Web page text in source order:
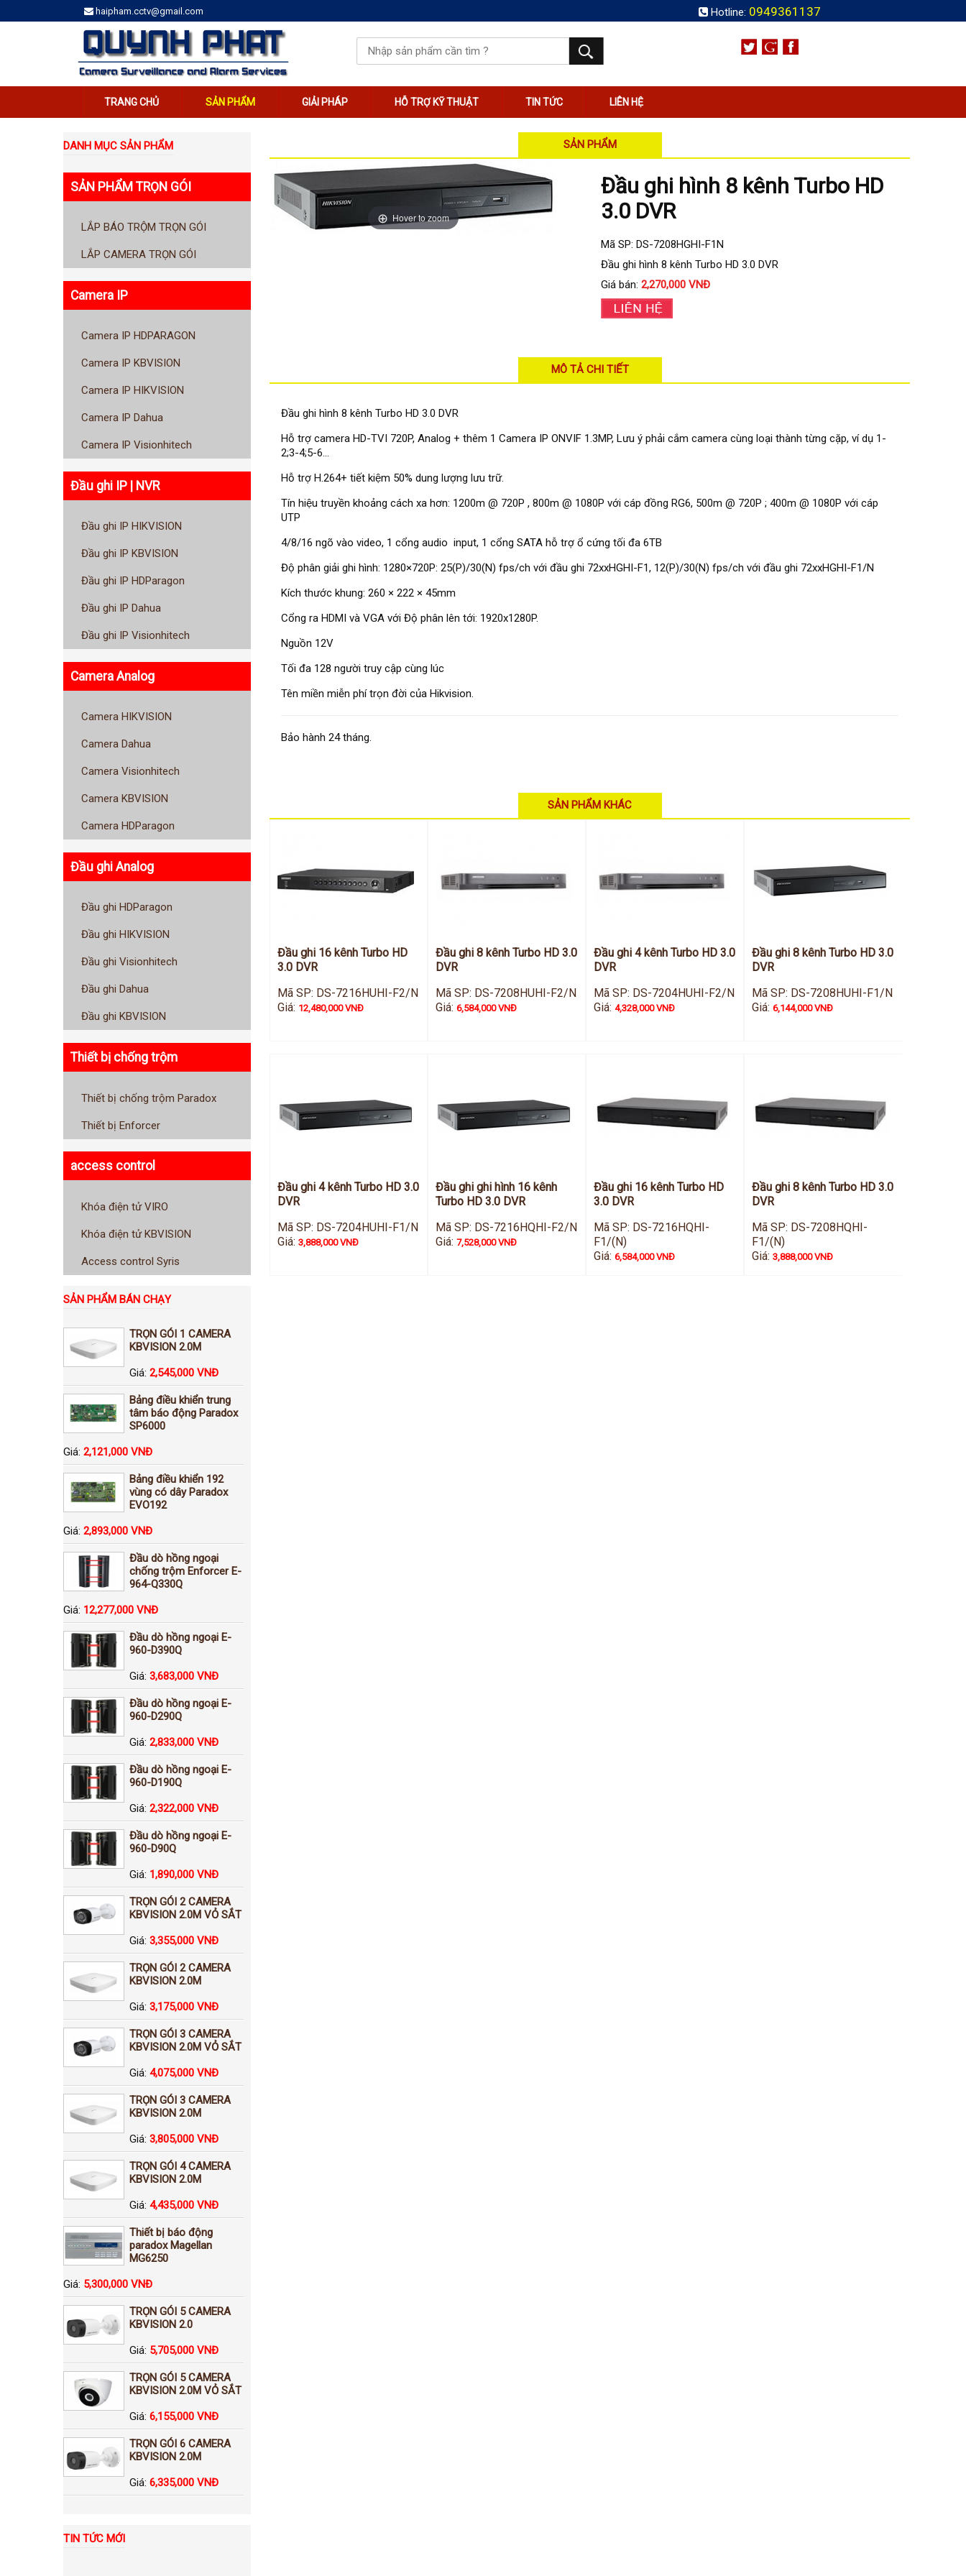
haipham.cctv@gmail.com Hotline: 0949361137
TRANG CHỦ SẢN PHẨM GIẢI PHÁP HỖ TRỢ KỸ THUẬT TIN TỨC LIÊN HỆ
DANH MỤC SẢN PHẨM
SẢN PHẨM TRỌN GÓI
LẮP BÁO TRỘM TRỌN GÓI
LẮP CAMERA TRỌN GÓI
Camera IP
Camera IP HDPARAGON
Camera IP KBVISION
Camera IP HIKVISION
Camera IP Dahua
Camera IP Visionhitech
Đầu ghi IP | NVR
Đầu ghi IP HIKVISION
Đầu ghi IP KBVISION
Đầu ghi IP HDParagon
Đầu ghi IP Dahua
Đầu ghi IP Visionhitech
Camera Analog
Camera HIKVISION
Camera Dahua
Camera Visionhitech
Camera KBVISION
Camera HDParagon
Đầu ghi Analog
Đầu ghi HDParagon
Đầu ghi HIKVISION
Đầu ghi Visionhitech
Đầu ghi Dahua
Đầu ghi KBVISION
Thiết bị chống trộm
Thiết bị chống trộm Paradox
Thiết bị Enforcer
access control
Khóa điện tử VIRO
Khóa điện tử KBVISION
Access control Syris
SẢN PHẨM BÁN CHẠY
TRỌN GÓI 1 CAMERA
KBVISION 2.0M
Giá: 2,545,000 VNĐ
Bảng điều khiển trung
tâm báo động Paradox
SP6000
Giá: 2,121,000 VNĐ
Bảng điều khiển 192
vùng có dây Paradox
EVO192
Giá: 2,893,000 VNĐ
Đầu dò hồng ngoại
chống trộm Enforcer E-
964-Q330Q
Giá: 12,277,000 VNĐ
Đầu dò hồng ngoại E-
960-D390Q
Giá: 3,683,000 VNĐ
Đầu dò hồng ngoại E-
960-D290Q
Giá: 2,833,000 VNĐ
Đầu dò hồng ngoại E-
960-D190Q
Giá: 2,322,000 VNĐ
Đầu dò hồng ngoại E-
960-D90Q
Giá: 1,890,000 VNĐ
TRỌN GÓI 2 CAMERA
KBVISION 2.0M VỎ SẮT
Giá: 3,355,000 VNĐ
TRỌN GÓI 2 CAMERA
KBVISION 2.0M
Giá: 3,175,000 VNĐ
TRỌN GÓI 3 CAMERA
KBVISION 2.0M VỎ SẮT
Giá: 4,075,000 VNĐ
TRỌN GÓI 3 CAMERA
KBVISION 2.0M
Giá: 3,805,000 VNĐ
TRỌN GÓI 4 CAMERA
KBVISION 2.0M
Giá: 4,435,000 VNĐ
Thiết bị báo động
paradox Magellan
MG6250
Giá: 5,300,000 VNĐ
TRỌN GÓI 5 CAMERA
KBVISION 2.0
Giá: 5,705,000 VNĐ
TRỌN GÓI 5 CAMERA
KBVISION 2.0M VỎ SẮT
Giá: 6,155,000 VNĐ
TRỌN GÓI 6 CAMERA
KBVISION 2.0M
Giá: 6,335,000 VNĐ
TIN TỨC MỚI
SẢN PHẨM
Hover to zoom
Đầu ghi hình 8 kênh Turbo HD
3.0 DVR
Mã SP: DS-7208HGHI-F1N
Đầu ghi hình 8 kênh Turbo HD 3.0 DVR
Giá bán: 2,270,000 VNĐ
MÔ TẢ CHI TIẾT
Đầu ghi hình 8 kênh Turbo HD 3.0 DVR
Hỗ trợ camera HD-TVI 720P, Analog + thêm 1 Camera IP ONVIF 1.3MP, Lưu ý phải cắm camera cùng loại thành từng cặp, ví dụ 1-
2;3-4;5-6...
Hỗ trợ H.264+ tiết kiệm 50% dung lượng lưu trữ.
Tín hiệu truyền khoảng cách xa hơn: 1200m @ 720P , 800m @ 1080P với cáp đồng RG6, 500m @ 720P ; 400m @ 1080P với cáp
UTP
4/8/16 ngõ vào video, 1 cổng audio input, 1 cổng SATA hỗ trợ ổ cứng tối đa 6TB
Độ phân giải ghi hình: 1280×720P: 25(P)/30(N) fps/ch với đầu ghi 72xxHGHI-F1, 12(P)/30(N) fps/ch với đầu ghi 72xxHGHI-F1/N
Kích thước khung: 260 × 222 × 45mm
Cổng ra HDMI và VGA với Độ phân lên tới: 1920x1280P.
Nguồn 12V
Tối đa 128 người truy cập cùng lúc
Tên miền miễn phí trọn đời của Hikvision.
Bảo hành 24 tháng.
SẢN PHẨM KHÁC
Đầu ghi 16 kênh Turbo HD
3.0 DVR
Mã SP: DS-7216HUHI-F2/N
Giá: 12,480,000 VNĐ
Đầu ghi 8 kênh Turbo HD 3.0
DVR
Mã SP: DS-7208HUHI-F2/N
Giá:6,584,000 VNĐ
Đầu ghi 4 kênh Turbo HD 3.0
DVR
Mã SP: DS-7204HUHI-F2/N
Giá:4,328,000 VNĐ
Đầu ghi 8 kênh Turbo HD 3.0
DVR
Mã SP: DS-7208HUHI-F1/N
Giá:6,144,000 VNĐ
Đầu ghi 4 kênh Turbo HD 3.0
DVR
Mã SP: DS-7204HUHI-F1/N
Giá: 3,888,000 VNĐ
Đầu ghi ghi hình 16 kênh
Turbo HD 3.0 DVR
Mã SP: DS-7216HQHI-F2/N
Giá:7,528,000 VNĐ
Đầu ghi 16 kênh Turbo HD
3.0 DVR
Mã SP: DS-7216HQHI-
F1/(N)
Giá:6,584,000 VNĐ
Đầu ghi 8 kênh Turbo HD 3.0
DVR
Mã SP: DS-7208HQHI-
F1/(N)
Giá:3,888,000 VNĐ